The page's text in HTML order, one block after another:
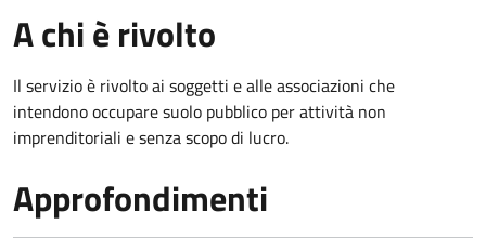
A chi è rivolto
Il servizio è rivolto ai soggetti e alle associazioni che
intendono occupare suolo pubblico per attività non
imprenditoriali e senza scopo di lucro.
Approfondimenti